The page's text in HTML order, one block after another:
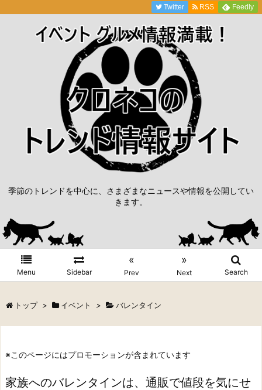
季節のトレンドを中心に、さまざまなニュースや情報を公開してい
きます。
Menu Sidebar
«
Prev
»
Next Search
Twitter RSS Feedly
トップ > イベント > バレンタイン
※このページにはプロモーションが含まれています
家族へのバレンタインは、通販で値段を気にせ